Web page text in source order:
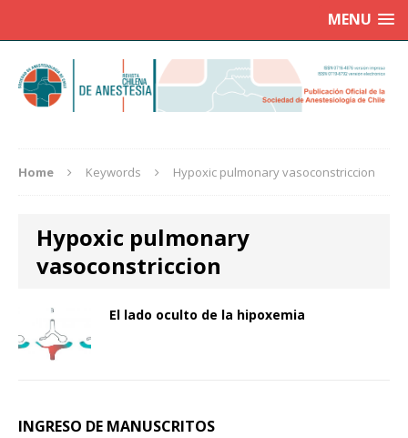
MENU
Home Keywords Hypoxic pulmonary vasoconstriccion
Hypoxic pulmonary
vasoconstriccion
El lado oculto de la hipoxemia
INGRESO DE MANUSCRITOS